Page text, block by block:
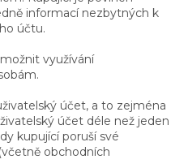
informací nezbytných k
účtu.
využívání
účet, a to zejména
účet déle než jeden
kupující poruší své
obchodních